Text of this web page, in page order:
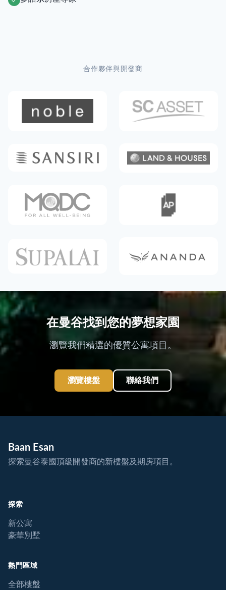
合作夥伴與開發商
在曼谷找到您的夢想家園
瀏覽我們精選的優質公寓項目。
瀏覽樓盤 聯絡我們
Baan Esan
探索曼谷泰國頂級開發商的新樓盤及期房項目。
探索
新公寓
豪華別墅
熱門區域
全部樓盤